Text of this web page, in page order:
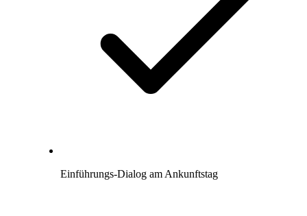
Einführungs-Dialog am Ankunftstag